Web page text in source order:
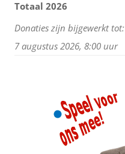
Totaal 2026
Donaties zijn bijgewerkt tot:
7 augustus 2026, 8:00 uur